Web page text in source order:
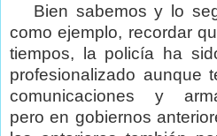
Bien sabemos y lo
como ejemplo, recordar
tiempos, la policía ha
profesionalizado aunque
comunicaciones
y
pero en gobiernos